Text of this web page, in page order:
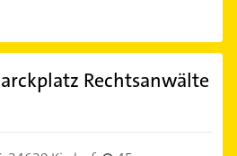
Rechtsanwälte